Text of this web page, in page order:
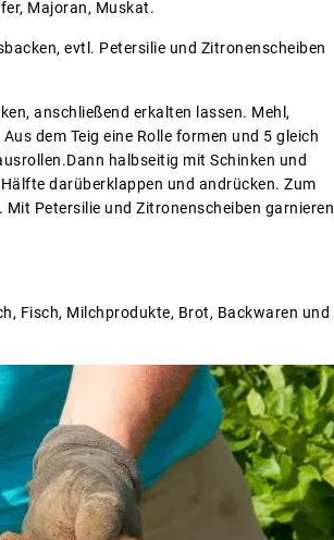
Majoran, Muskat.
evtl. Petersilie und Zitronenscheiben
anschließend erkalten lassen. Mehl,
dem Teig eine Rolle formen und 5 gleich
halbseitig mit Schinken und
darüberklappen und andrücken. Zum
Petersilie und Zitronenscheiben garnieren
Fisch, Milchprodukte, Brot, Backwaren und